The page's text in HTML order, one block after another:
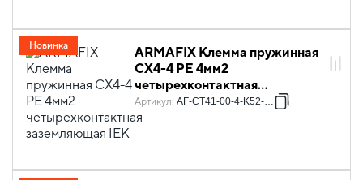
ARMAFIX Клемма пружинная
CX4-4 PE 4мм2
четырехконтактная
заземляющая IEK
Артикул: AF-CT41-00-4-K52-004
Новинка